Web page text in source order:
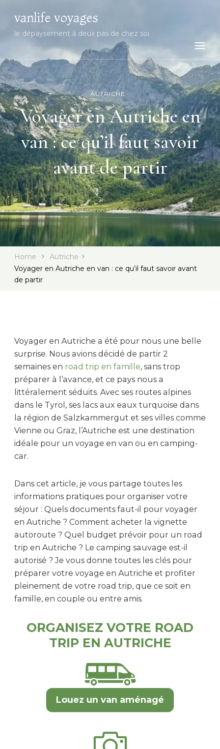
vanlife voyages
le dépaysement à deux pas de chez soi
AUTRICHE
Voyager en Autriche en
van : ce qu’il faut savoir
avant de partir
Updated on17 janvier 2026
Home
Autriche
Voyager en Autriche en van : ce qu’il faut savoir avant
de partir
Voyager en Autriche a été pour nous une belle
surprise. Nous avions décidé de partir 2
semaines en road trip en famille, sans trop
préparer à l’avance, et ce pays nous a
littéralement séduits. Avec ses routes alpines
dans le Tyrol, ses lacs aux eaux turquoise dans
la région de Salzkammergut et ses villes comme
Vienne ou Graz, l’Autriche est une destination
idéale pour un voyage en van ou en camping-
car.
Dans cet article, je vous partage toutes les
informations pratiques pour organiser votre
séjour : Quels documents faut-il pour voyager
en Autriche ? Comment acheter la vignette
autoroute ? Quel budget prévoir pour un road
trip en Autriche ? Le camping sauvage est-il
autorisé ? Je vous donne toutes les clés pour
préparer votre voyage en Autriche et profiter
pleinement de votre road trip, que ce soit en
famille, en couple ou entre amis.
ORGANISEZ VOTRE ROAD
TRIP EN AUTRICHE
Louez un van aménagé